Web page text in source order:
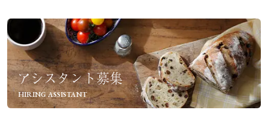
アシスタント募集
HIRING ASSISTANT